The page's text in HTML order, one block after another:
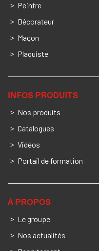
Peintre
Décorateur
Maçon
Plaquiste
INFOS PRODUITS
Nos produits
Catalogues
Vidéos
Portail de formation
À PROPOS
Le groupe
Nos actualités